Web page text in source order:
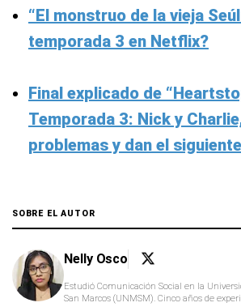
“El monstruo de la vieja
temporada 3 en Netflix?
Final explicado de
Temporada 3: Nick y
problemas y dan el
SOBRE EL AUTOR
Nelly Osco
Estudió Comunicación Social en la
San Marcos (UNMSM). Cinco años de